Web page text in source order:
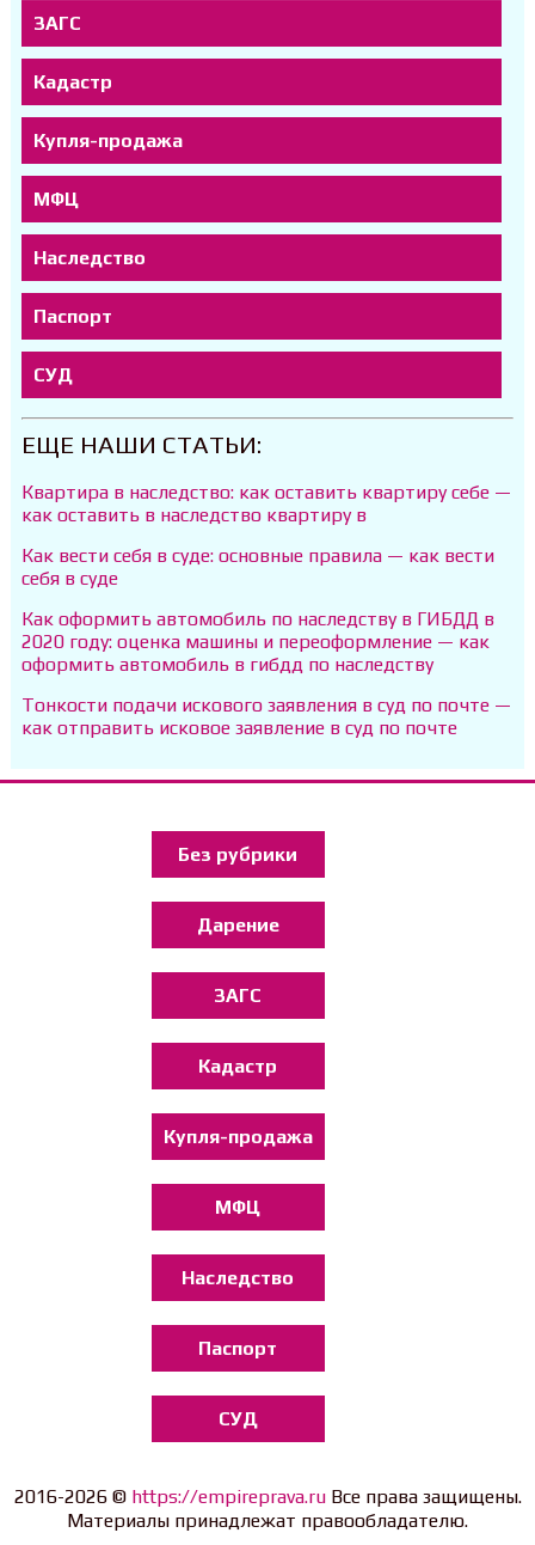
ЗАГС
Кадастр
Купля-продажа
МФЦ
Наследство
Паспорт
СУД
ЕЩЕ НАШИ СТАТЬИ:
Квартира в наследство: как оставить квартиру себе —
как оставить в наследство квартиру в
Как вести себя в суде: основные правила — как вести
себя в суде
Как оформить автомобиль по наследству в ГИБДД в
2020 году: оценка машины и переоформление — как
оформить автомобиль в гибдд по наследству
Тонкости подачи искового заявления в суд по почте —
как отправить исковое заявление в суд по почте
Без рубрики
Дарение
ЗАГС
Кадастр
Купля-продажа
МФЦ
Наследство
Паспорт
СУД
2016-2026 © https://empireprava.ruВсе права защищены.
Материалы принадлежат правообладателю.